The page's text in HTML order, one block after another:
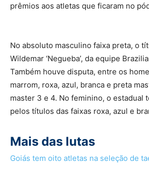
prêmios aos atletas que ficaram no
No absoluto masculino faixa preta, o
Wildemar ‘Negueba’, da equipe
Também houve disputa, entre os
marrom, roxa, azul, branca e preta
master 3 e 4. No feminino, o estadual
pelos títulos das faixas roxa, azul e
Mais das lutas
Goiás tem oito atletas na seleção de